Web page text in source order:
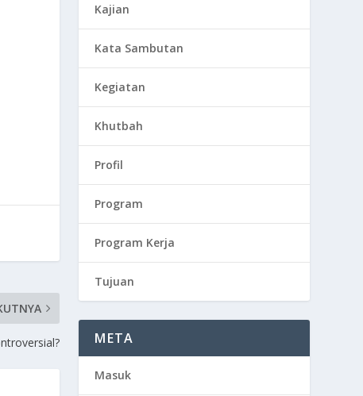
Kajian
Kata Sambutan
Kegiatan
Khutbah
Profil
Program
Program Kerja
Tujuan
META
Masuk